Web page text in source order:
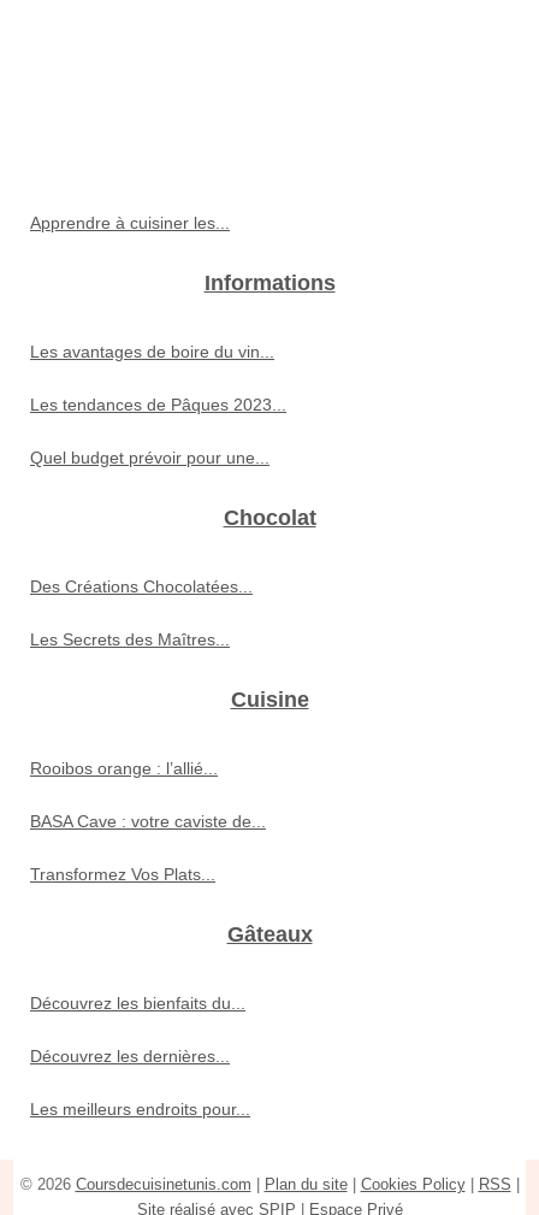
Apprendre à cuisiner les...
Informations
Les avantages de boire du vin...
Les tendances de Pâques 2023...
Quel budget prévoir pour une...
Chocolat
Des Créations Chocolatées...
Les Secrets des Maîtres...
Cuisine
Rooibos orange : l’allié...
BASA Cave : votre caviste de...
Transformez Vos Plats...
Gâteaux
Découvrez les bienfaits du...
Découvrez les dernières...
Les meilleurs endroits pour...
© 2026 Coursdecuisinetunis.com Plan du site| Cookies Policy| RSS
Site réalisé avec SPIP
Espace Privé